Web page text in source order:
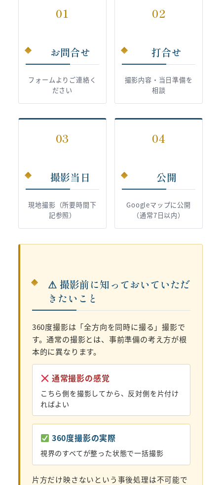
01
お問合せ
フォームよりご連絡く
ださい
02
打合せ
撮影内容・当日準備を
相談
03
撮影当日
現地撮影（所要時間下
記参照）
04
公開
Googleマップに公開
（通常7日以内）
⚠ 撮影前に知っておいていただ
きたいこと
360度撮影は「全方向を同時に撮る」撮影で
す。通常の撮影とは、事前準備の考え方が根
本的に異なります。
通常撮影の感覚
こちら側を撮影してから、反対側を片付け
ればよい
360度撮影の実際
視界のすべてが整った状態で一括撮影
片方だけ映さないという事後処理は不可能で